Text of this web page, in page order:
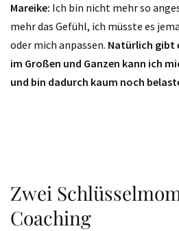
Mareike: Ich bin nicht mehr so
mehr das Gefühl, ich müsste es
oder mich anpassen. Natürlich gibt
im Großen und Ganzen kann ich
und bin dadurch kaum noch
Zwei
Coaching